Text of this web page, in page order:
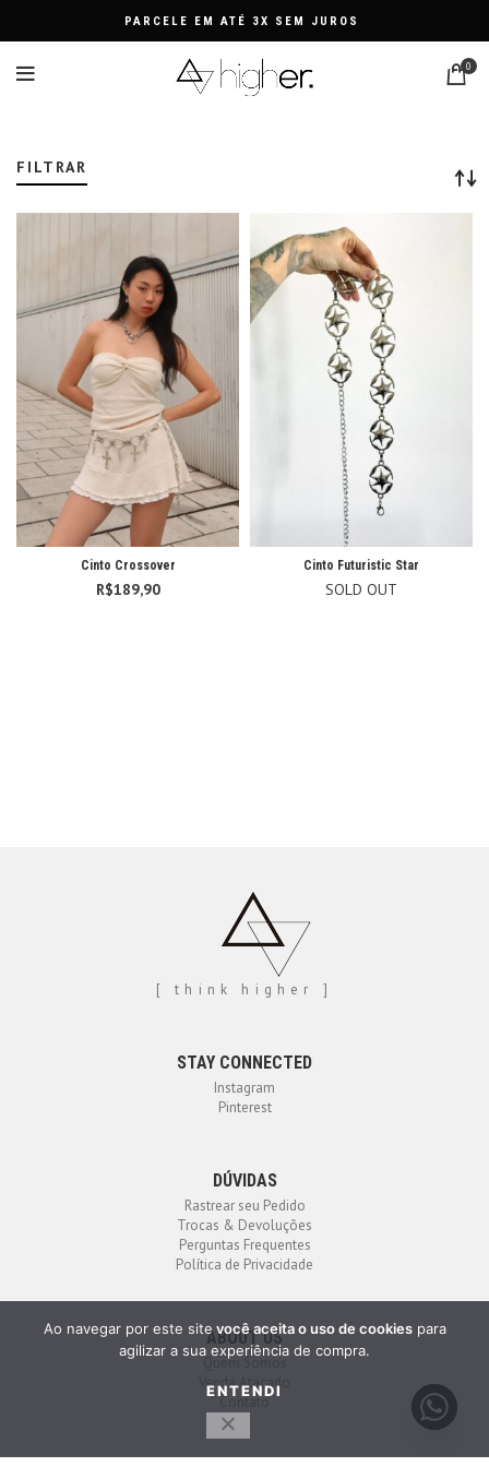
PARCELE EM ATÉ 3X SEM JUROS
0
CINTO STYLE
FILTRAR
Cinto Crossover
R$189,90
Cinto Futuristic Star
SOLD OUT
[ think higher ]
STAY CONNECTED
Instagram
Pinterest
DÚVIDAS
Rastrear seu Pedido
Trocas & Devoluções
Perguntas Frequentes
Política de Privacidade
ABOUT US
Quem Somos
Venda Atacado
Contato
Ao navegar por este sitevocê aceita o uso de cookiespara
agilizar a sua experiência de compra.
ENTENDI